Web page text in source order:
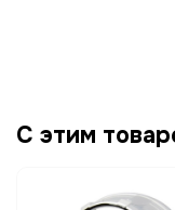
С этим